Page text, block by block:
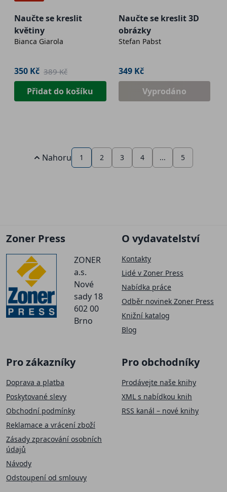
Naučte se kreslit
květiny
Bianca Giarola
350 Kč 389 Kč
Přidat do košíku
Naučte se kreslit 3D
obrázky
Stefan Pabst
349 Kč
Vyprodáno
Nahoru 1 2 3 4 ... 5
Zoner Press
ZONER
a.s.
Nové
sady 18
602 00
Brno
O vydavatelství
Kontakty
Lidé v Zoner Press
Nabídka práce
Odběr novinek Zoner Press
Knižní katalog
Blog
Pro zákazníky
Doprava a platba
Poskytované slevy
Obchodní podmínky
Reklamace a vrácení zboží
Zásady zpracování osobních
údajů
Návody
Odstoupení od smlouvy
Pro obchodníky
Prodávejte naše knihy
XML s nabídkou knih
RSS kanál – nové knihy